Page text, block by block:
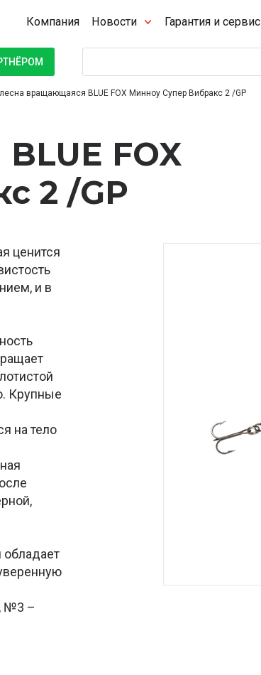
Компания Новости Гарантия и сервис
вращающаяся BLUE FOX Минноу Супер Вибракс 2 /GP
FOX
2 /GP
ценится
и в
Крупные
на тело
№3 –